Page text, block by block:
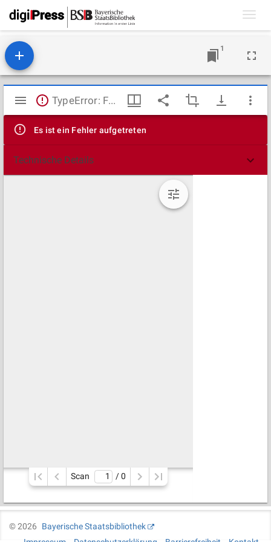
1
Mirador
Viewer
TypeError: Failed to fetch
Es ist ein Fehler aufgetreten
Technische Details
Scan / 0
©2026
Bayerische Staatsbibliothek